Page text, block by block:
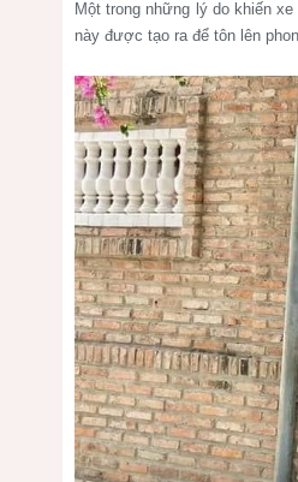
Một trong những lý do khiến
này được tạo ra để tôn lên